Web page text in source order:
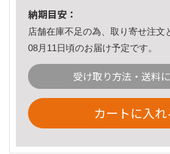
納期目安：
店舗在庫不足の為、取り寄せ注文
08月11日頃のお届け予定です。
受け取り方法・送料
カートに入れ